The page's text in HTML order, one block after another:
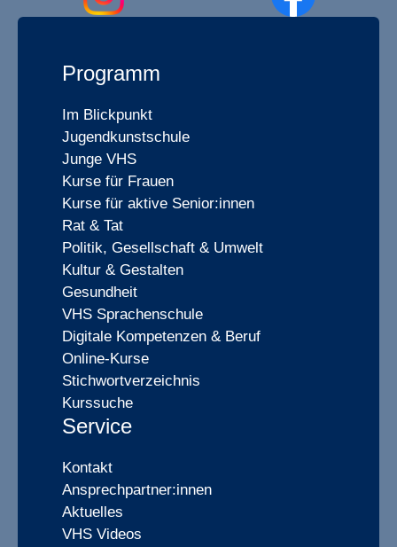
Programm
Im Blickpunkt
Jugendkunstschule
Junge VHS
Kurse für Frauen
Kurse für aktive Senior:innen
Rat & Tat
Politik, Gesellschaft & Umwelt
Kultur & Gestalten
Gesundheit
VHS Sprachenschule
Digitale Kompetenzen & Beruf
Online-Kurse
Stichwortverzeichnis
Kurssuche
Service
Kontakt
Ansprechpartner:innen
Aktuelles
VHS Videos